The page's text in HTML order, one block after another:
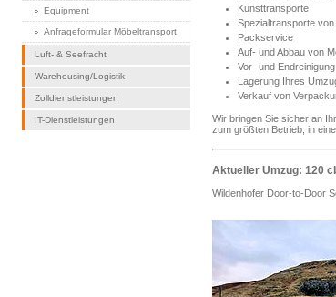
Equipment
Anfrageformular Möbeltransport
Luft- & Seefracht
Warehousing/Logistik
Zolldienstleistungen
IT-Dienstleistungen
Kunsttransporte
Spezialtransporte
Packservice
Auf- und Abbau von
Vor- und
Lagerung Ihres
Verkauf von
Wir bringen Sie sicher an
zum größten Betrieb, in
Aktueller Umzug: 120
Wildenhofer Door-to-Door